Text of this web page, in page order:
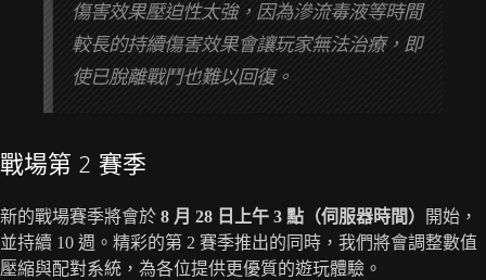
傷害效果壓迫性太強，因為滲流毒液等時間
較長的持續傷害效果會讓玩家無法治療，即
使已脫離戰鬥也難以回復。
戰場第 2 賽季
新的戰場賽季將會於 8 月 28 日上午 3 點（伺服器時間）
開始，
並持續 10 週。精彩的第 2 賽季推出的同時，我們將會調整數值
壓縮與配對系統，為各位提供更優質的遊玩體驗。